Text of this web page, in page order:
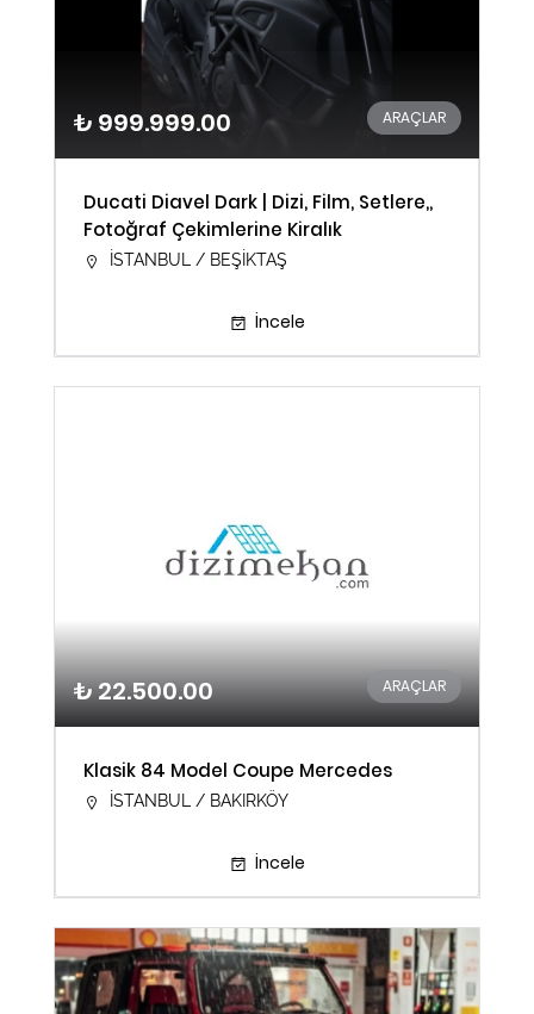
₺ 999.999.00 ARAÇLAR
Ducati Diavel Dark | Dizi, Film, Setlere,,
Fotoğraf Çekimlerine Kiralık
İSTANBUL / BEŞİKTAŞ
İncele
₺ 22.500.00 ARAÇLAR
Klasik 84 Model Coupe Mercedes
İSTANBUL / BAKIRKÖY
İncele